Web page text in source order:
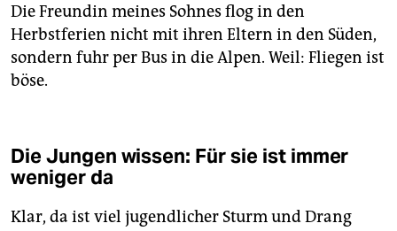
Die Freundin meines Sohnes flog in den
Herbstferien nicht mit ihren Eltern in den Süden,
sondern fuhr per Bus in die Alpen. Weil: Fliegen ist
böse.
Die Jungen wissen: Für sie ist immer
weniger da
Klar, da ist viel jugendlicher Sturm und Drang